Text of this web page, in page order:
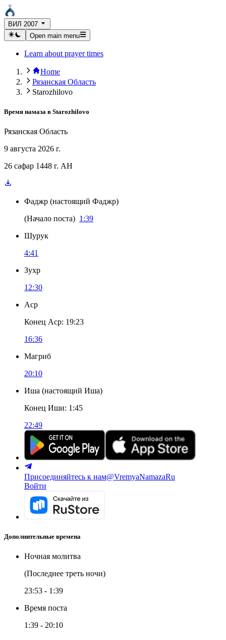
ВИЛ 2007
Open main menu
Learn about prayer times
Home
Рязанская Область
Starozhilovo
Время намаза в Starozhilovo
Рязанская Область
9 августа 2026 г.
26 сафар 1448 г. AH
Фаджр (настоящий Фаджр)
(Начало поста) 1:39
Шурук
4:41
Зухр
12:30
Аср
Конец Аср: 19:23
16:36
Магриб
20:10
Иша (настоящий Иша)
Конец Иши: 1:45
22:49
Присоединяйтесь к нам@VremyaNamazaRu
Войти
Дополнительные времена
Ночная молитва
(Последнее треть ночи)
23:53 - 1:39
Время поста
1:39 - 20:10